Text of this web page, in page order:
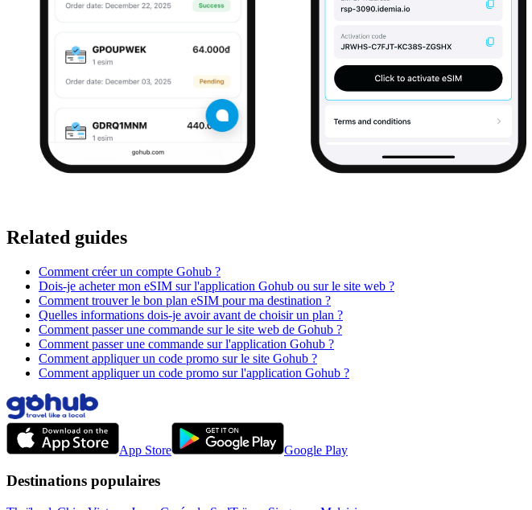
Related guides
Comment créer un compte Gohub ?
Dois-je acheter mon eSIM sur l'application Gohub ou sur le site web ?
Comment trouver le bon plan eSIM pour ma destination ?
Quelles informations dois-je avoir avant de choisir un plan ?
Comment passer une commande sur le site web de Gohub ?
Comment passer une commande sur l'application Gohub ?
Comment appliquer un code promo sur le site Gohub ?
Comment appliquer un code promo sur l'application Gohub ?
App Store Google Play
Destinations populaires